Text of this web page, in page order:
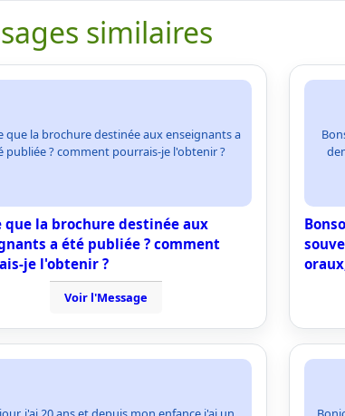
similaires
que la brochure destinée aux enseignants a
publiée ? comment pourrais-je l'obtenir ?
que la brochure destinée aux
a été publiée ? comment
je l'obtenir ?
Voir l'Message